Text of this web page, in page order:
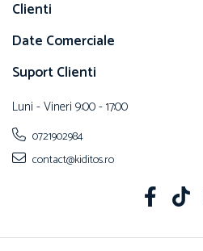
Clienti
Date Comerciale
Suport Clienti
Luni - Vineri 9:00 - 17:00
0721902984
contact@kiditos.ro